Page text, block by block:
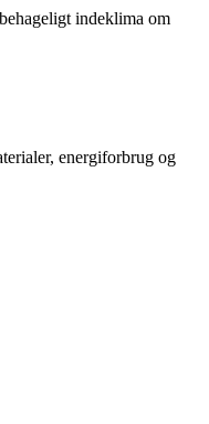
indeklima om
energiforbrug og